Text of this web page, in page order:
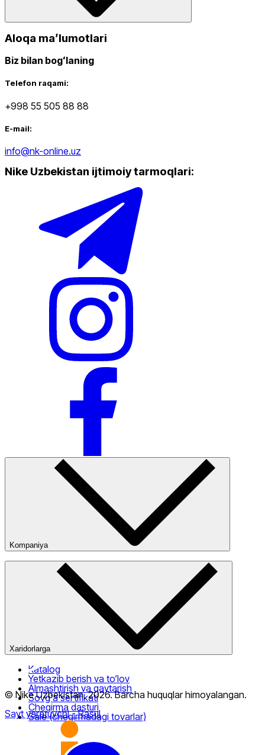
Aloqa maʼlumotlari
Biz bilan bogʻlaning
Telefon raqami:
+998 55 505 88 88
E-mail:
info@nk-online.uz
Nike Uzbekistan ijtimoiy tarmoqlari:
Kompaniya
Kompaniya haqida
Bizning do‘konlarimiz
Ommaviy oferta
Xaridorlarga
Katalog
Yetkazib berish va to‘lov
Almashtirish va qaytarish
Sovg‘a sertifikati
Chegirma dasturi
Sale (chegirmadagi tovarlar)
© Nike Uzbekistan,2026.Barcha huquqlar himoyalangan.
Sayt yaratuvchi- Rasul